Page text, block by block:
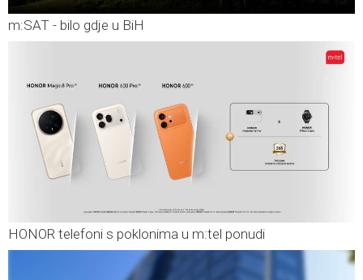
m:SAT - bilo gdje u BiH
HONOR telefoni s poklonima u m:tel ponudi